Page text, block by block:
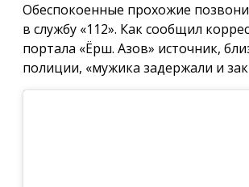
Обеспокоенные прохожие
в службу «112». Как сообщил
портала «Ёрш. Азов» источник,
полиции, «мужика задержали и